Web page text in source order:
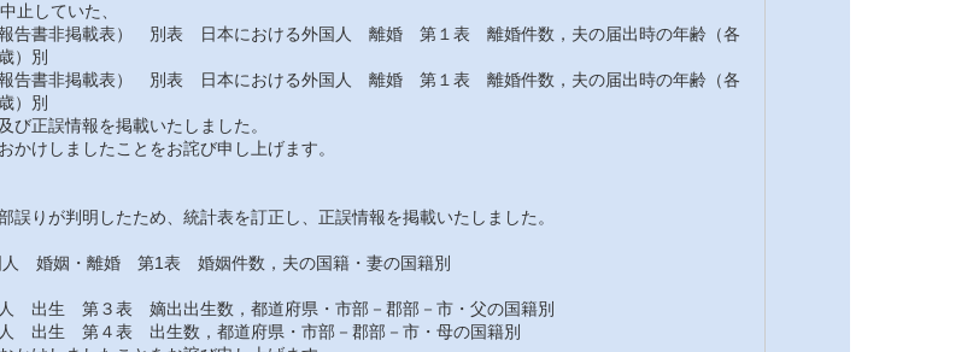
止していた、
告書非掲載表） 別表 日本における外国人 離婚 第１表 離婚件数，夫の届出時の年齢（各
）別
告書非掲載表） 別表 日本における外国人 離婚 第１表 離婚件数，夫の届出時の年齢（各
）別
正誤情報を掲載いたしました。
けしましたことをお詫び申し上げます。
りが判明したため、統計表を訂正し、正誤情報を掲載いたしました。
姻・離婚 第1表 婚姻件数，夫の国籍・妻の国籍別
生 第３表 嫡出出生数，都道府県・市部－郡部－市・父の国籍別
生 第４表 出生数，都道府県・市部－郡部－市・母の国籍別